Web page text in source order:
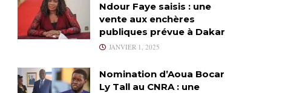
Ndour Faye saisis : une
vente aux enchères
publiques prévue à Dakar
JANVIER 1, 2025
Nomination d’Aoua Bocar
Ly Tall au CNRA : une